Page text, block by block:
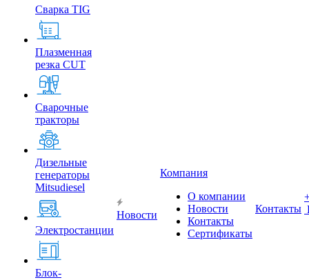
Сварка TIG
Плазменная
резка CUT
Сварочные
тракторы
Дизельные
генераторы
Mitsudiesel
Электростанции
Блок-
Новости
Компания
О компании
Новости
Контакты
Сертификаты
Контакты